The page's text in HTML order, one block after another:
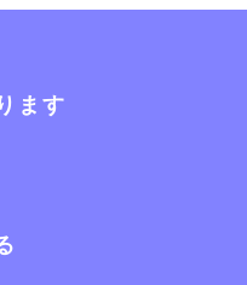
ます